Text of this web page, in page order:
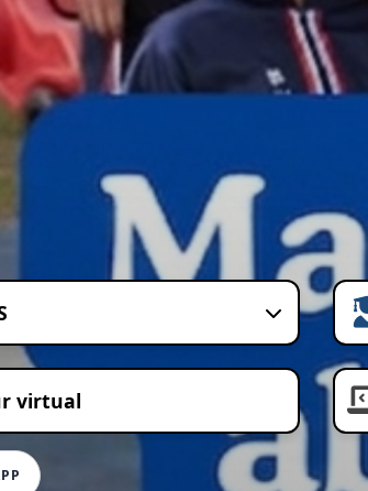
virtual